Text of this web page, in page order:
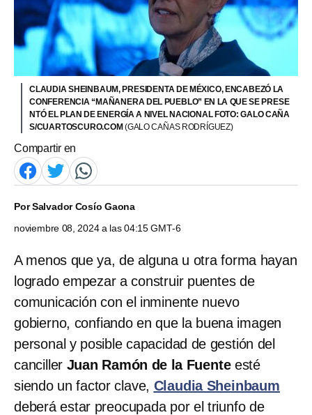
CLAUDIA SHEINBAUM, PRESIDENTA DE MÉXICO, ENCABEZÓ LA
CONFERENCIA “MAÑANERA DEL PUEBLO” EN LA QUE SE PRESE
NTÓ EL PLAN DE ENERGÍA A NIVEL NACIONAL FOTO: GALO CAÑA
S/CUARTOSCURO.COM(GALO CAÑAS RODRÍGUEZ)
Compartir en
PorSalvador Cosío Gaona
noviembre 08, 2024 a las 04:15 GMT-6
A menos que ya, de alguna u otra forma hayan
logrado empezar a construir puentes de
comunicación con el inminente nuevo
gobierno, confiando en que la buena imagen
personal y posible capacidad de gestión del
canciller Juan Ramón de la Fuente esté
siendo un factor clave, Claudia Sheinbaum
deberá estar preocupada por el triunfo de